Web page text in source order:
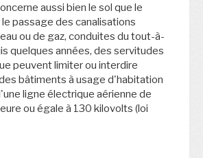
aussi bien le sol que le
passage des canalisations
ou de gaz, conduites du tout-à-
quelques années, des servitudes
peuvent limiter ou interdire
bâtiments à usage d'habitation
ligne électrique aérienne de
ou égale à 130 kilovolts (loi